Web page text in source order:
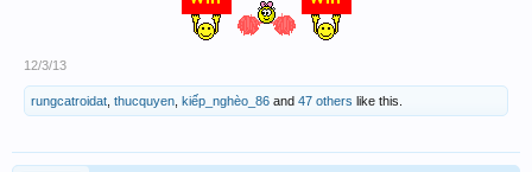
12/3/13
rungcatroidat thucquyen kiếp_nghèo_86 and 47 others like this.